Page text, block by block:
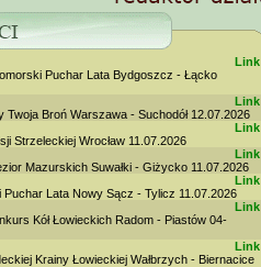
Link
Puchar Lata Bydgoszcz - Łącko
Link
Twoja Broń Warszawa - Suchodół 12.07.2026
Link
Strzeleckiej Wrocław 11.07.2026
Link
Mazurskich Suwałki - Giżycko 11.07.2026
Link
Puchar Lata Nowy Sącz - Tylicz 11.07.2026
Link
Kół Łowieckich Radom - Piastów 04-
Link
Krainy Łowieckiej Wałbrzych - Biernacice